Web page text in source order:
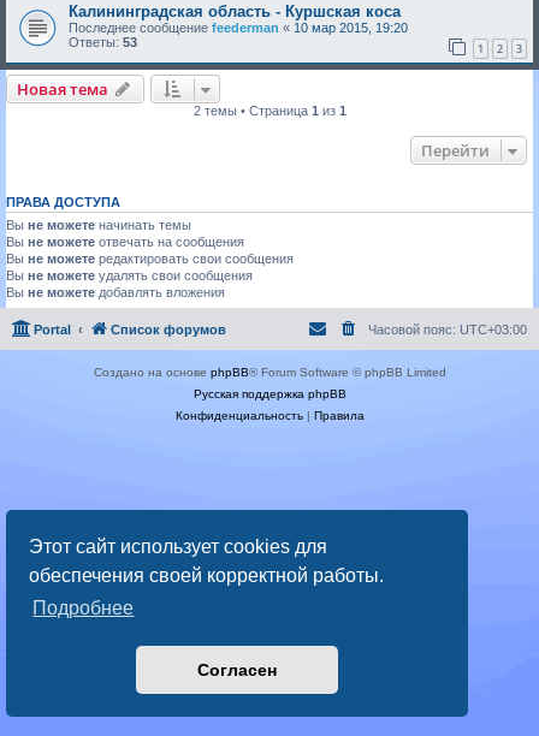
Этот сайт использует cookies для
обеспечения своей корректной работы.
Подробнее
Согласен
Калининградская область - Куршская коса
Последнее сообщение feederman « 10 мар 2015, 19:20
Ответы: 53 1 2 3
Новая тема
2 темы • Страница 1 из 1
Перейти
ПРАВА ДОСТУПА
Вы не можете начинать темы
Вы не можете отвечать на сообщения
Вы не можете редактировать свои сообщения
Вы не можете удалять свои сообщения
Вы не можете добавлять вложения
Portal Список форумов Часовой пояс: UTC+03:00
Создано на основе phpBB® Forum Software © phpBB Limited
Русская поддержка phpBB
Конфиденциальность| Правила